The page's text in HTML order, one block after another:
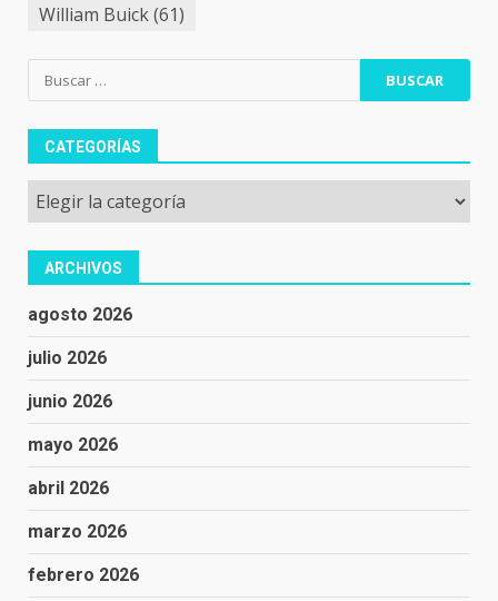
William Buick(61)
Buscar:
CATEGORÍAS
Categorías
ARCHIVOS
agosto 2026
julio 2026
junio 2026
mayo 2026
abril 2026
marzo 2026
febrero 2026